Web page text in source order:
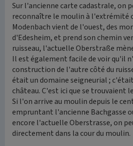
Sur l'ancienne carte cadastrale, on
reconnaître le moulin à l'extrémité
Modenbach vient de l'ouest, des
d'Edesheim, et prend son chemin
ruisseau, l'actuelle Oberstraße
Il est également facile de voir qu'il
construction de l'autre côté du
était un domaine seigneurial ;
château. C'est ici que se trouvaient
Si l'on arrive au moulin depuis le
empruntant l'ancienne Bachgasse
encore l'actuelle Oberstrasse, on
directement dans la cour du moulin.